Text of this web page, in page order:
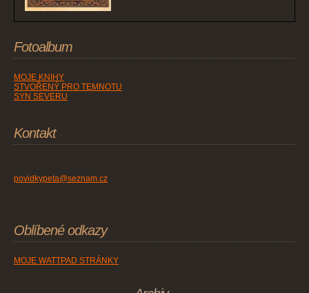
Fotoalbum
MOJE KNIHY
STVOŘENÝ PRO TEMNOTU
SYN SEVERU
Kontakt
povidkypeta@seznam.cz
Oblíbené odkazy
MOJE WATTPAD STRÁNKY